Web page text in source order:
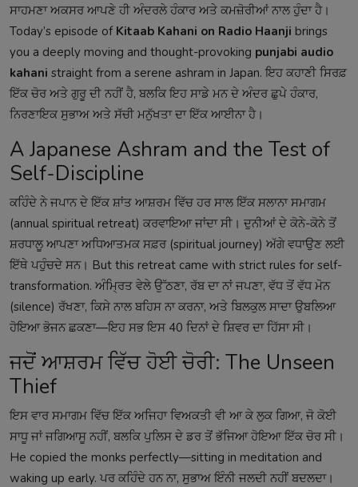
ਸਾਹਮਣਾ ਅਕਸਰ ਆਪਣੇ ਹੀ ਅੰਦਰਲੇ ਹੰਕਾਰ ਅਤੇ ਕਮਜ਼ੋਰੀਆਂ ਨਾਲ ਹੁੰਦਾ ਹੈ।
Today’s episode of Kitaab Kahani on Radio Haanji brings
you a deeply moving and thought-provoking punjabi audio
kahani straight from a serene ashram in Japan. ਇਹ ਕਹਾਣੀ ਸਿਰਫ਼
ਇੱਕ ਚੋਰ ਅਤੇ ਗੁਰੂ ਦੀ ਨਹੀਂ ਹੈ, ਬਲਕਿ ਇਹ ਸਾਡੇ ਮਨ ਦੇ ਅੰਦਰ ਛੁਪੇ ਹੰਕਾਰ,
ਨਿਰਣਾਇਕ ਸੁਭਾਅ ਅਤੇ ਸੱਚੀ ਮਨੁੱਖਤਾ ਦਾ ਇੱਕ ਆਈਨਾ ਹੈ।
A Japanese Ashram and the Test of
Self-Discipline
ਕਹਿੰਦੇ ਨੇ ਜਪਾਨ ਦੇ ਇੱਕ ਸ਼ਾਂਤ ਆਸ਼ਰਮ ਵਿੱਚ ਹਰ ਸਾਲ ਇੱਕ ਸਲਾਨਾ ਸਮਾਗਮ
(annual spiritual retreat) ਕਰਵਾਇਆ ਜਾਂਦਾ ਸੀ। ਦੁਨੀਆਂ ਦੇ ਕੋਨੇ-ਕੋਨੇ ਤੋਂ
ਸ਼ਰਧਾਲੂ ਆਪਣਾ ਅਧਿਆਤਮਕ ਸਫ਼ਰ (spiritual journey) ਅੱਗੇ ਵਧਾਉਣ ਲਈ
ਇੱਥੇ ਪਹੁੰਚਦੇ ਸਨ। But this retreat came with strict rules for self-
transformation. ਅੰਮ੍ਰਿਤ ਵੇਲੇ ਉੱਠਣਾ, ਰੱਬ ਦਾ ਨਾਂ ਜਪਣਾ, ਵੱਧ ਤੋਂ ਵੱਧ ਮੋਨ
(silence) ਰੱਖਣਾ, ਕਿਸੇ ਨਾਲ ਬਹਿਸ ਨਾ ਕਰਨਾ, ਅਤੇ ਬਿਲਕੁਲ ਸਾਦਾ ਉਬਲਿਆ
ਹੋਇਆ ਭੋਜਨ ਛਕਣਾ—ਇਹ ਸਭ ਇਸ 40 ਦਿਨਾਂ ਦੇ ਸ਼ਿਵਰ ਦਾ ਹਿੱਸਾ ਸੀ।
ਜਦੋਂ ਆਸ਼ਰਮ ਵਿੱਚ ਹੋਈ ਚੋਰੀ: The Unseen
Thief
ਇਸ ਵਾਰ ਸਮਾਗਮ ਵਿੱਚ ਇੱਕ ਅਜਿਹਾ ਵਿਅਕਤੀ ਵੀ ਆ ਕੇ ਲੁਕ ਗਿਆ, ਜੋ ਕੋਈ
ਸਾਧੂ ਜਾਂ ਜਗਿਆਸੂ ਨਹੀਂ, ਬਲਕਿ ਪੁਲਿਸ ਦੇ ਡਰ ਤੋਂ ਭੱਜਿਆ ਹੋਇਆ ਇੱਕ ਚੋਰ ਸੀ।
He copied the monks perfectly—sitting in meditation and
waking up early. ਪਰ ਕਹਿੰਦੇ ਹਨ ਨਾ, ਸੁਭਾਅ ਇੰਨੀ ਜਲਦੀ ਨਹੀਂ ਬਦਲਦਾ।